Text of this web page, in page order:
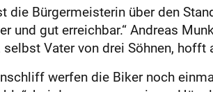
die Bürgermeisterin über den
und gut erreichbar.“ Andreas
Vater von drei Söhnen, hofft
werfen die Biker noch